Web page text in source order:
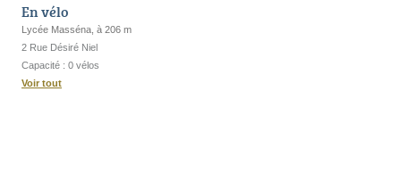
En vélo
Lycée Masséna, à 206 m
2 Rue Désiré Niel
Capacité : 0 vélos
Voir tout